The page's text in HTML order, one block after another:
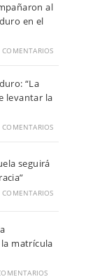
al
en el
COMENTARIOS
“La
levantar la
COMENTARIOS
seguirá
COMENTARIOS
matrícula